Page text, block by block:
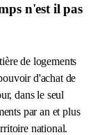
n'est il pas
de logements
d'achat de
dans le seul
par an et plus
national.